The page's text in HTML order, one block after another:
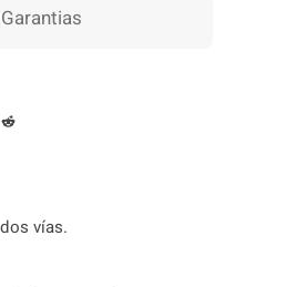
Reddit
vías.